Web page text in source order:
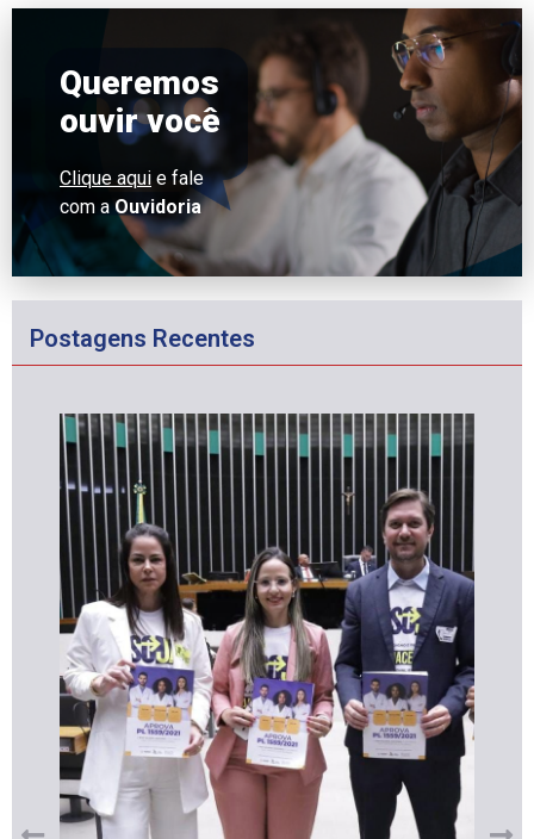
Queremos
ouvir você
Clique aqui e fale
com a Ouvidoria
Postagens Recentes